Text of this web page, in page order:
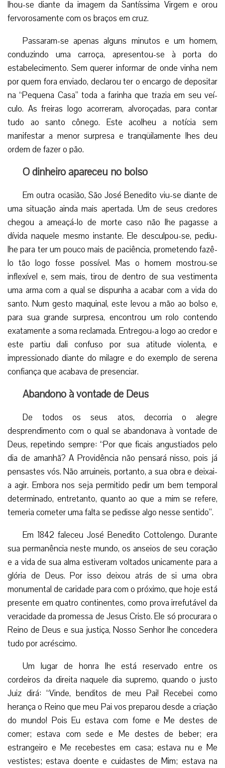
lhou-se diante da imagem da Santíssima Virgem e orou
fervorosamente com os braços em cruz.
Passaram-se apenas alguns minutos e um homem,
conduzindo uma carroça, apresentou-se à porta do
estabelecimento. Sem querer informar de onde vinha nem
por quem fora enviado, declarou ter o encargo de depositar
na “Pequena Casa” toda a farinha que trazia em seu veí­
culo. As freiras logo acorreram, alvoroçadas, para contar
tudo ao santo cônego. Este acolheu a notícia sem
manifestar a menor surpresa e tranqüilamente lhes deu
ordem de fazer o pão.
O dinheiro apareceu no bolso
Em outra ocasião, São José Benedito viu-se diante de
uma situa­ção ainda mais apertada. Um de seus credores
chegou a ameaçá-lo de morte caso não lhe pagasse a
dívida naquele mesmo instante. Ele desculpou-se, pediu-
lhe para ter um pouco mais de paciência, prometendo fazê-
lo tão logo fosse possível. Mas o homem mostrou-se
inflexível e, sem mais, tirou de dentro de sua vestimenta
uma arma com a qual se dispunha a acabar com a vida do
santo. Num gesto maquinal, este levou a mão ao bolso e,
para sua grande surpresa, encontrou um rolo contendo
exatamente a soma reclamada. Entregou-a logo ao credor e
este partiu dali confuso por sua atitude violenta, e
impressionado diante do milagre e do exemplo de serena
confiança que acabava de presenciar.
Abandono à vontade de Deus
De todos os seus atos, decorria o alegre
desprendimento com o qual se abandonava à vontade de
Deus, repetindo sempre: “Por que ficais angustiados pelo
dia de amanhã? A Providência não pensará nisso, pois já
pensastes vós. Não arruineis, portanto, a sua obra e deixai-
a agir. Embora nos seja permitido pedir um bem temporal
determinado, entretanto, quanto ao que a mim se refere,
temeria cometer uma falta se pedisse algo nesse sentido”.
Em 1842 faleceu José Benedito Cottolengo. Durante
sua permanência neste mundo, os anseios de seu coração
e a vida de sua alma estiveram voltados unicamente para a
glória de Deus. Por isso deixou atrás de si uma obra
monumental de caridade para com o próximo, que hoje está
presente em quatro continentes, como prova irrefutável da
veracidade da promessa de Jesus Cristo. Ele só procurara o
Reino de Deus e sua justiça, Nosso Senhor lhe concedera
tudo por acréscimo.
Um lugar de honra lhe está reservado entre os
cordeiros da direita naquele dia supremo, quando o justo
Juiz dirá: “Vinde, benditos de meu Pai! Recebei como
herança o Reino que meu Pai vos preparou desde a criação
do mundo! Pois Eu estava com fome e Me destes de
comer; estava com sede e Me destes de beber; era
estrangeiro e Me recebestes em casa; estava nu e Me
vestistes; estava doente e cuidastes de Mim; estava na